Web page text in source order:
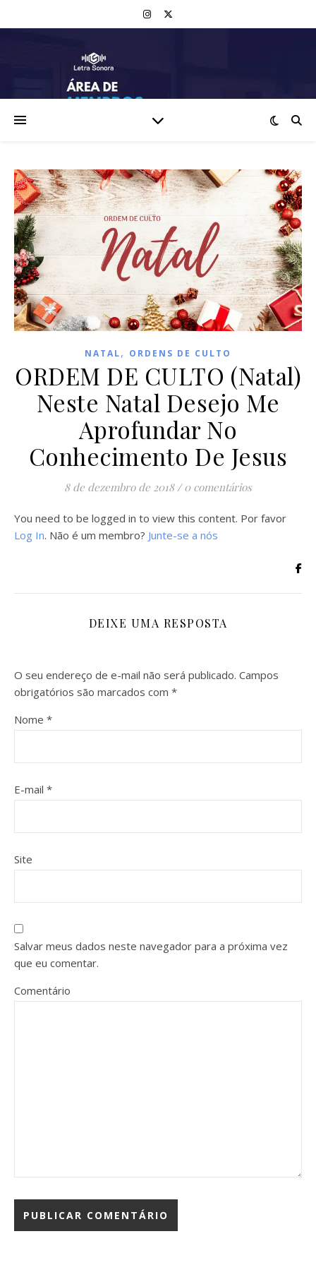
NATAL, ORDENS DE CULTO
ORDEM DE CULTO (Natal)
Neste Natal Desejo Me
Aprofundar No
Conhecimento De Jesus
8 de dezembro de 2018 / 0 comentários
You need to be logged in to view this content. Por favor
Log In. Não é um membro? Junte-se a nós
DEIXE UMA RESPOSTA
O seu endereço de e-mail não será publicado. Campos
obrigatórios são marcados com *
Nome *
E-mail *
Site
Salvar meus dados neste navegador para a próxima vez
que eu comentar.
Comentário